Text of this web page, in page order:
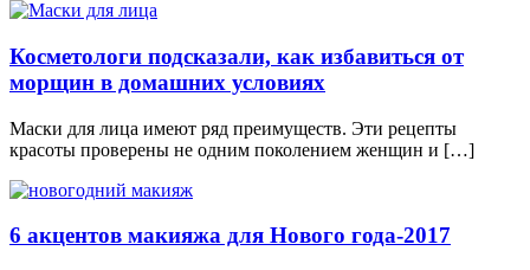
Косметологи подсказали, как избавиться от
морщин в домашних условиях
Маски для лица имеют ряд преимуществ. Эти рецепты
красоты проверены не одним поколением женщин и […]
6 акцентов макияжа для Нового года-2017